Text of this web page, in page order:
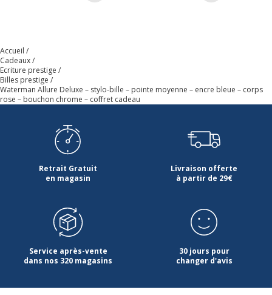
Séchage rapide
Données d'identification
Données d'identification
Code barre maitre 3026981745133
Garantie
Garantie commerciale
Accueil
Cadeaux
Ecriture prestige
Billes prestige
Waterman Allure Deluxe – stylo-bille – pointe moyenne – encre bleue – corps
rose – bouchon chrome – coffret cadeau
Retrait Gratuit
en magasin
Livraison offerte
à partir de 29€
Service après-vente
dans nos 320 magasins
30 jours pour
changer d'avis